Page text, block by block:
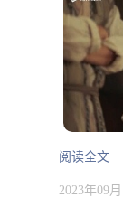
阅读全文
2023年09